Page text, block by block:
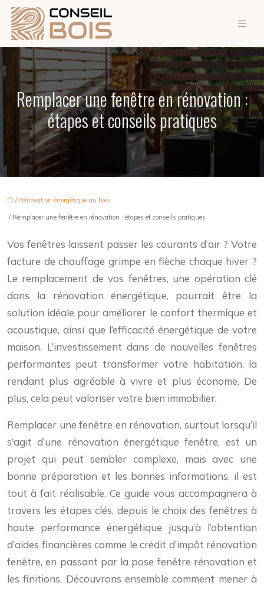
Remplacer une fenêtre en rénovation :
étapes et conseils pratiques
/ Rénovation énergétique au bois
/ Remplacer une fenêtre en rénovation : étapes et conseils pratiques
Vos fenêtres laissent passer les courants d’air ? Votre
facture de chauffage grimpe en flèche chaque hiver ?
Le remplacement de vos fenêtres, une opération clé
dans la rénovation énergétique, pourrait être la
solution idéale pour améliorer le confort thermique et
acoustique, ainsi que l’efficacité énergétique de votre
maison. L’investissement dans de nouvelles fenêtres
performantes peut transformer votre habitation, la
rendant plus agréable à vivre et plus économe. De
plus, cela peut valoriser votre bien immobilier.
Remplacer une fenêtre en rénovation, surtout lorsqu’il
s’agit d’une rénovation énergétique fenêtre, est un
projet qui peut sembler complexe, mais avec une
bonne préparation et les bonnes informations, il est
tout à fait réalisable. Ce guide vous accompagnera à
travers les étapes clés, depuis le choix des fenêtres à
haute performance énergétique jusqu’à l’obtention
d’aides financières comme le crédit d’impôt rénovation
fenêtre, en passant par la pose fenêtre rénovation et
les finitions. Découvrons ensemble comment mener à